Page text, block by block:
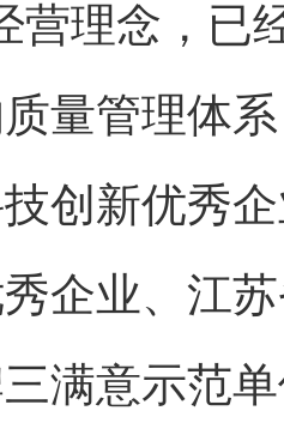
营理念，已
量管理体
创新优秀
企业、江
满意示范